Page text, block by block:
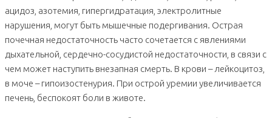
ацидоз, азотемия, гипергидратация, электролитные
нарушения, могут быть мышечные подергивания. Острая
почечная недостаточность часто сочетается с явлениями
дыхательной, сердечно-сосудистой недостаточности, в связи с
чем может наступить внезапная смерть. В крови – лейкоцитоз,
в моче – гипоизостенурия. При острой уремии увеличивается
печень, беспокоят боли в животе.